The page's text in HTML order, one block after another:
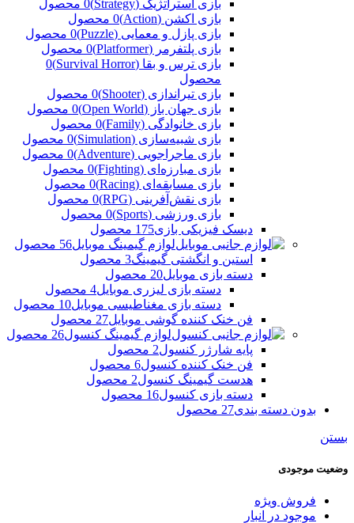
بازی استراتژیک (Strategy)
0 محصول
بازی اکشن (Action)
0 محصول
بازی پازل و معمایی (Puzzle)
0 محصول
بازی پلتفرمر (Platformer)
0 محصول
بازی ترس و بقا (Survival Horror)
0
محصول
بازی تیراندازی (Shooter)
0 محصول
بازی جهان باز (Open World)
0 محصول
بازی خانوادگی (Family)
0 محصول
بازی شبیه‌سازی (Simulation)
0 محصول
بازی ماجراجویی (Adventure)
0 محصول
بازی مبارزه‌ای (Fighting)
0 محصول
بازی مسابقه‌ای (Racing)
0 محصول
بازی نقش‌آفرینی (RPG)
0 محصول
بازی ورزشی (Sports)
0 محصول
دیسک فیزیکی بازی175 محصول
لوازم گیمینگ موبایل56 محصول
استین و انگشتی گیمینگ3 محصول
دسته بازی موبایل20 محصول
دسته بازی لیزری موبایل4 محصول
دسته بازی مغناطیسی موبایل10 محصول
فن خنک کننده گوشی موبایل27 محصول
لوازم گیمینگ کنسول26 محصول
پایه شارژر کنسول2 محصول
فن خنک کننده کنسول6 محصول
هدست گیمینگ کنسول2 محصول
دسته بازی کنسول16 محصول
بدون دسته بندی27 محصول
بستن
وضعیت موجودی
فروش ویژه
موجود در انبار